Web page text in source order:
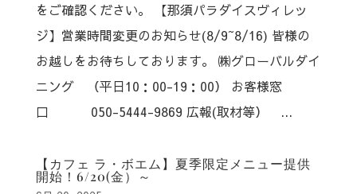
をご確認ください。 【那須パラダイスヴィレッ
ジ】営業時間変更のお知らせ(8/9~8/16) 皆様の
お越しをお待ちしております。 ㈱グローバルダイ
ニング （平日10：00-19：00） お客様窓
口 050-5444-9869 広報(取材等） ...
【カフェ ラ・ボエム】夏季限定メニュー提供
開始！6/20(金）～